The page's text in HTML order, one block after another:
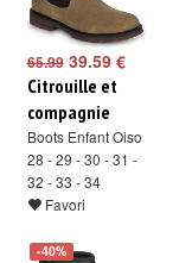
65.9939.59 €
Citrouille et
compagnie
Boots Enfant Oiso
28 - 29 - 30 - 31 -
32 - 33 - 34
Favori
-40%